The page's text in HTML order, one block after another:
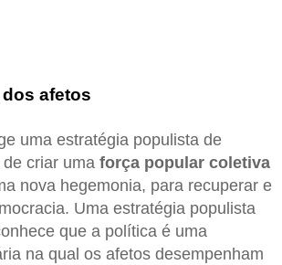
afetos
uma estratégia populista de
criar uma força popular coletiva
nova hegemonia, para recuperar e
Uma estratégia populista
que a política é uma
na qual os afetos desempenham